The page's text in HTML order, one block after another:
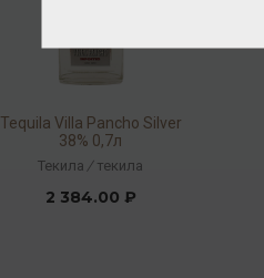
Tequila Villa Pancho Silver
38% 0,7л
Текила / текила
2 384.00 ₽